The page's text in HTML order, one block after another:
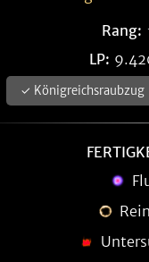
Rang:
LP:
✓ Königreichsraubzug